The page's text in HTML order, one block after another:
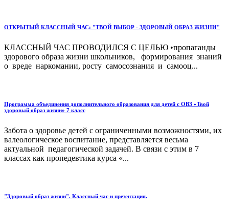
ОТКРЫТЫЙ КЛАССНЫЙ ЧАС: "ТВОЙ ВЫБОР - ЗДОРОВЫЙ ОБРАЗ ЖИЗНИ"
КЛАССНЫЙ ЧАС ПРОВОДИЛСЯ С ЦЕЛЬЮ •пропаганды
здорового образа жизни школьников, формирования знаний
о вреде наркомании, росту самосознания и самооц...
Программа объединения дополнительного образования для детей с ОВЗ «Твой
здоровый образ жизни» 7 класс
Забота о здоровье детей с ограниченными возможностями, их
валеологическое воспитание, представляется весьма
актуальной педагогической задачей. В связи с этим в 7
классах как пропедевтика курса «...
"Здоровый образ жизни". Классный час и презентация.